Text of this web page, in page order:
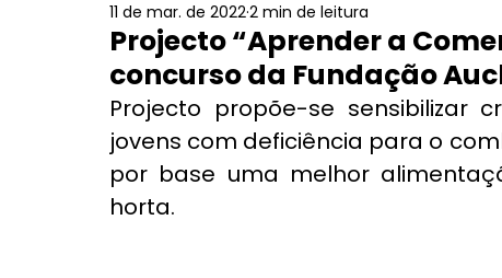
PROJECTOS TURISMO ECONOMIA
Projecto “Aprender a
concurso da Fundação
11 de mar. de 20222 min de leitura
Projecto propõe-se sensibilizar
jovens com deficiência para o
por base uma melhor
horta.